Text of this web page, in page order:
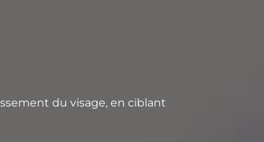
du visage, en ciblant